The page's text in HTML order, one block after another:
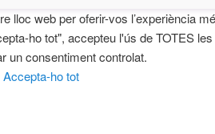
lloc web per oferir-vos l’experiència
ho tot", accepteu l'ús de TOTES
un consentiment controlat.
Accepta-ho tot